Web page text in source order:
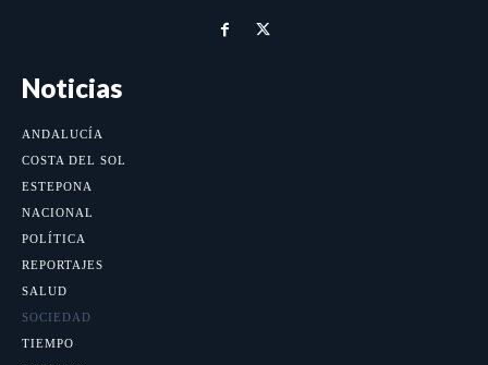
Noticias
ANDALUCÍA
COSTA DEL SOL
ESTEPONA
NACIONAL
POLÍTICA
REPORTAJES
SALUD
SOCIEDAD
TIEMPO